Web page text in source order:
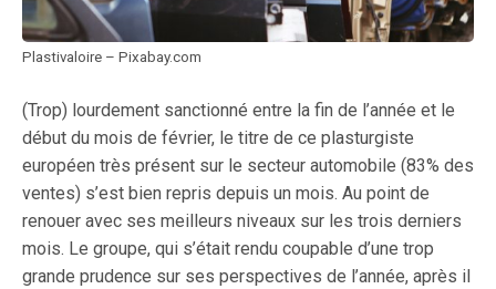
Plastivaloire – Pixabay.com
(Trop) lourdement sanctionné entre la fin de l’année et le
début du mois de février, le titre de ce plasturgiste
européen très présent sur le secteur automobile (83% des
ventes) s’est bien repris depuis un mois. Au point de
renouer avec ses meilleurs niveaux sur les trois derniers
mois. Le groupe, qui s’était rendu coupable d’une trop
grande prudence sur ses perspectives de l’année, après il